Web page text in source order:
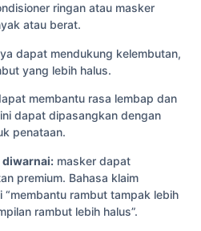
ringan atau masker
atau berat.
dapat mendukung kelembutan,
yang lebih halus.
membantu rasa lembap dan
dapat dipasangkan dengan
penataan.
diwarnai: masker dapat
premium. Bahasa klaim
rambut tampak lebih
rambut lebih halus”.